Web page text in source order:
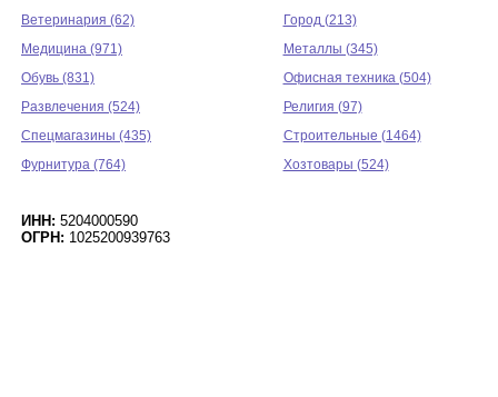
Ветеринария (62)
Город (213)
Медицина (971)
Металлы (345)
Обувь (831)
Офисная техника (504)
Развлечения (524)
Религия (97)
Спецмагазины (435)
Строительные (1464)
Фурнитура (764)
Хозтовары (524)
ИНН: 5204000590
ОГРН: 1025200939763